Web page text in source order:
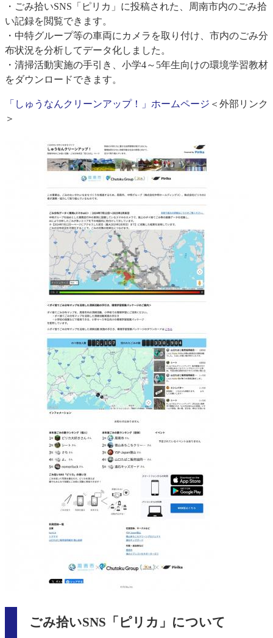
・ごみ拾いSNS「ピリカ」に投稿された、周南市内のごみ拾
い記録を閲覧できます。
・中特グループ等の車両にカメラを取り付け、市内のごみ分
布状況を分析してデータ化しました。
・清掃活動実施の手引き、小学4～5年生向けの環境学習教材
をダウンロードできます。
「しゅうなんクリーンアップ！」ホームページ ＜外部リンク
＞
ごみ拾いSNS「ピリカ」について